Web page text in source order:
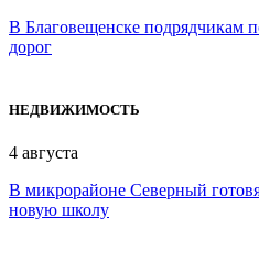
В Благовещенске подрядчикам
дорог
НЕДВИЖИМОСТЬ
4 августа
В микрорайоне Северный
новую школу